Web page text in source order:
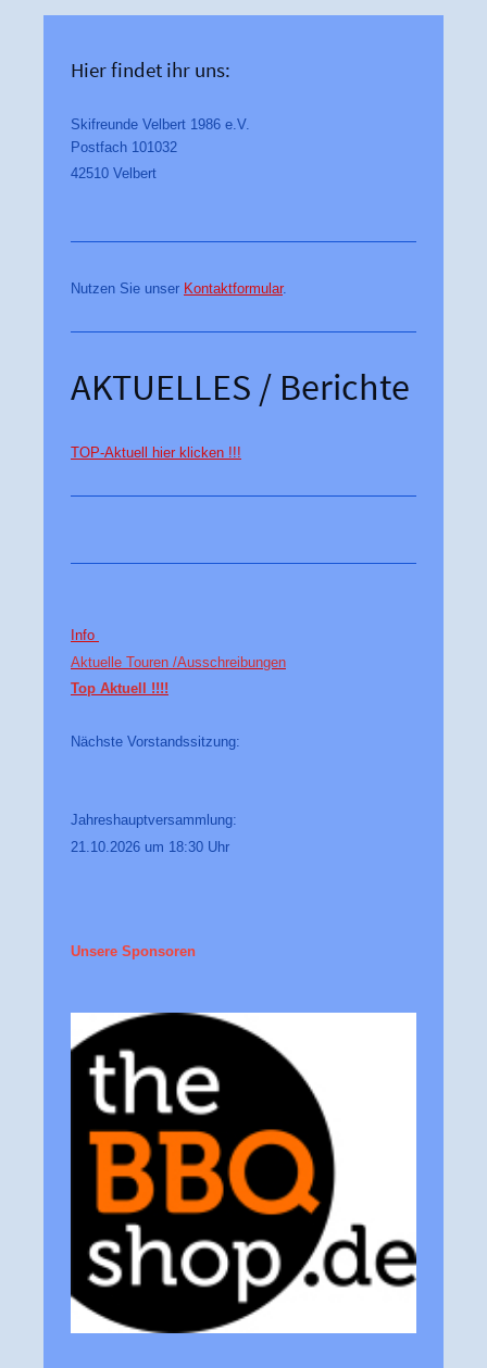
Hier findet ihr uns:
Skifreunde Velbert 1986 e.V.
Postfach 101032
42510 Velbert
Nutzen Sie unser Kontaktformular.
AKTUELLES / Berichte
TOP-Aktuell hier klicken !!!
Info
Aktuelle Touren /Ausschreibungen
Top Aktuell !!!!
Nächste Vorstandssitzung:
Jahreshauptversammlung:
21.10.2026 um 18:30 Uhr
Unsere Sponsoren